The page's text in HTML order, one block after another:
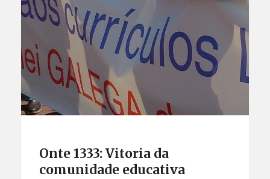
Onte 1333: Vitoria da
comunidade educativa